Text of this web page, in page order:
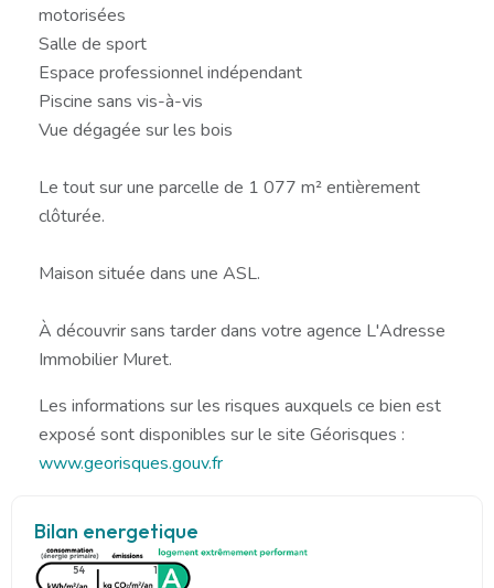
motorisées
Salle de sport
Espace professionnel indépendant
Piscine sans vis-à-vis
Vue dégagée sur les bois
Le tout sur une parcelle de 1 077 m² entièrement
clôturée.
Maison située dans une ASL.
À découvrir sans tarder dans votre agence L'Adresse
Immobilier Muret.
Les informations sur les risques auxquels ce bien est
exposé sont disponibles sur le site Géorisques :
www.georisques.gouv.fr
Bilan energetique
54 1